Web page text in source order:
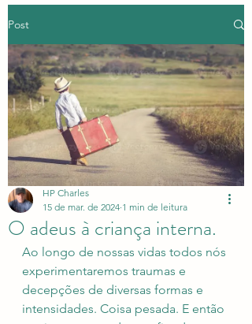
Post
O adeus à criança interna.
HP Charles
15 de mar. de 2024 1 min de leitura
Ao longo de nossas vidas todos nós
experimentaremos traumas e
decepções de diversas formas e
intensidades. Coisa pesada. E então